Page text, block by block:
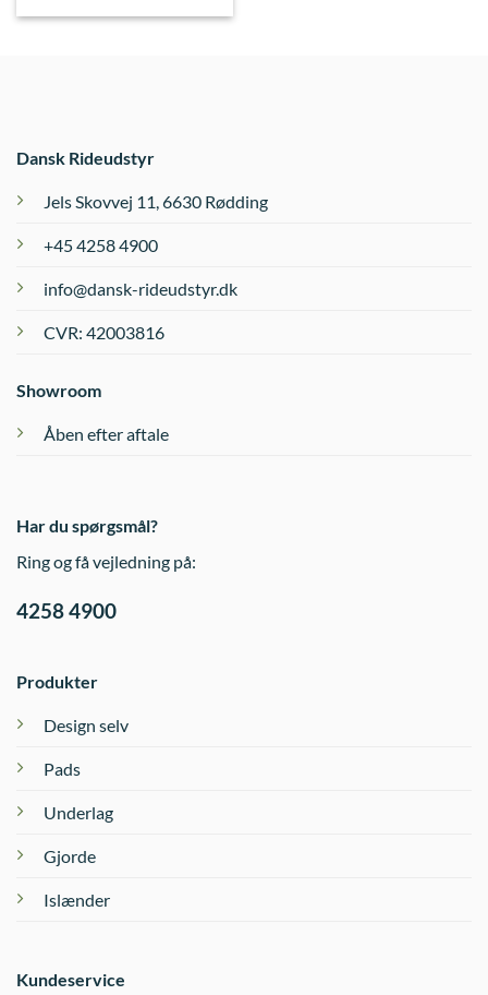
Dansk Rideudstyr
Jels Skovvej 11, 6630 Rødding
+45 4258 4900
info@dansk-rideudstyr.dk
CVR: 42003816
Showroom
Åben efter aftale
Produkter
Design selv
Pads
Underlag
Gjorde
Islænder
Kundeservice
Har du spørgsmål?
Ring og få vejledning på:
4258 4900